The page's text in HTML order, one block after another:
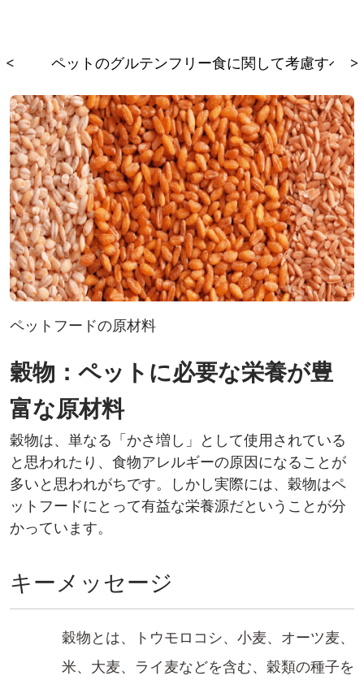
< >
ペットのグルテンフリー食に関して考慮すべき
ペットフードの原材料
穀物：ペットに必要な栄養が豊
富な原材料​
穀物は、単なる「かさ増し」として使用されている
と思われたり、食物アレルギーの原因になることが
多いと思われがちです。しかし実際には、穀物はペ
ットフードにとって有益な栄養源だということが分
かっています。​
キーメッセージ
穀物とは、トウモロコシ、小麦、オーツ麦、
米、大麦、ライ麦などを含む、穀類の種子を